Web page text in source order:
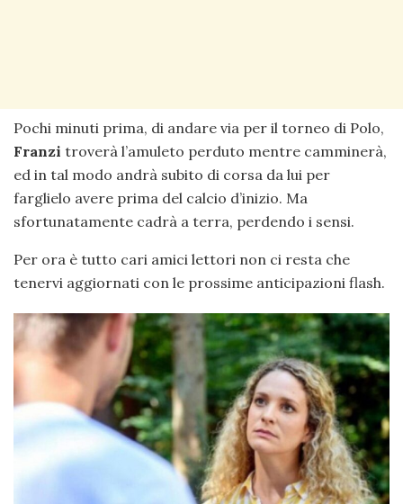
Pochi minuti prima, di andare via per il torneo di Polo,
Franzi troverà l’amuleto perduto mentre camminerà,
ed in tal modo andrà subito di corsa da lui per
farglielo avere prima del calcio d’inizio. Ma
sfortunatamente cadrà a terra, perdendo i sensi.
Per ora è tutto cari amici lettori non ci resta che
tenervi aggiornati con le prossime anticipazioni flash.